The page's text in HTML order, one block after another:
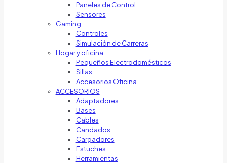
Paneles de Control
Sensores
Gaming
Controles
Simulación de Carreras
Hogar y oficina
Pequeños Electrodomésticos
Sillas
Accesorios Oficina
ACCESORIOS
Adaptadores
Bases
Cables
Candados
Cargadores
Estuches
Herramientas